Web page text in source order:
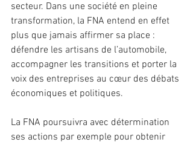
secteur. Dans une société en pleine
transformation, la FNA entend en effet
plus que jamais affirmer sa place :
défendre les artisans de l’automobile,
accompagner les transitions et porter la
voix des entreprises au cœur des débats
économiques et politiques.
La FNA poursuivra avec détermination
ses actions par exemple pour obtenir